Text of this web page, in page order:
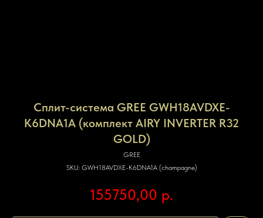
Сплит-система GREE GWH18AVDXE-
K6DNA1A (комплект AIRY INVERTER R32
GOLD)
GREE
SKU: GWH18AVDXE-K6DNA1A (champagne)
155750,00 р.